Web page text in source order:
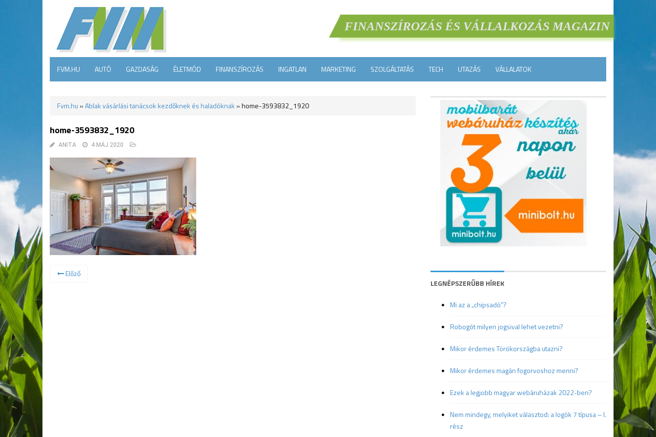
FINANSZÍROZÁS ÉS VÁLLALKOZÁS MAGAZIN
FVM.HU AUTÓ GAZDASÁG ÉLETMÓD FINANSZÍROZÁS INGATLAN MARKETING SZOLGÁLTATÁS TECH UTAZÁS VÁLLALATOK
Fvm.hu »Ablak vásárlási tanácsok kezdőknek és haladóknak »home-3593832_1920
home-3593832_1920
ANITA 4 MÁJ 2020
Előző
LEGNÉPSZERŰBB HÍREK
Mi az a „chipsadó”?
Robogót milyen jogsival lehet vezetni?
Mikor érdemes Törökországba utazni?
Mikor érdemes magán fogorvoshoz menni?
Ezek a legjobb magyar webáruházak 2022-ben?
Nem mindegy, melyiket választod: a logók 7 típusa – I.
rész